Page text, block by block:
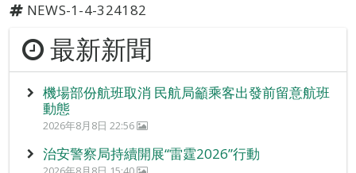
NEWS-1-4-324182
最新新聞
機場部份航班取消 民航局籲乘客出發前留意航班
動態
2026年8月8日 22:56
治安警察局持續開展“雷霆2026”行動